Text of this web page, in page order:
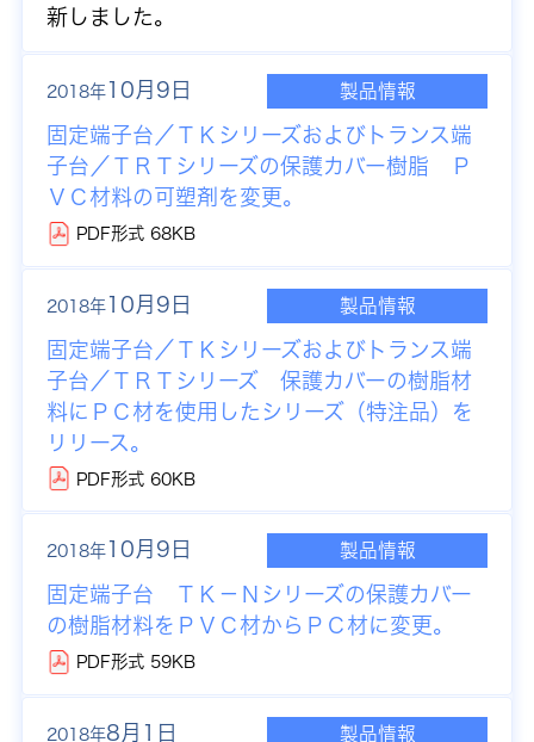
新しました。
2018年10月9日 製品情報
固定端子台／ＴＫシリーズおよびトランス端
子台／ＴＲＴシリーズの保護カバー樹脂 Ｐ
ＶＣ材料の可塑剤を変更。
PDF形式 68KB
2018年10月9日 製品情報
固定端子台／ＴＫシリーズおよびトランス端
子台／ＴＲＴシリーズ 保護カバーの樹脂材
料にＰＣ材を使用したシリーズ（特注品）を
リリース。
PDF形式 60KB
2018年10月9日 製品情報
固定端子台 ＴＫ－Ｎシリーズの保護カバー
の樹脂材料をＰＶＣ材からＰＣ材に変更。
PDF形式 59KB
2018年8月1日 製品情報